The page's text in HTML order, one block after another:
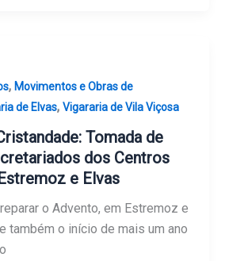
, Movimentos e Obras de
de Elvas, Vigararia de Vila Viçosa
Tomada de
dos Centros
e Elvas
o Advento, em Estremoz e
também o início de mais um ano